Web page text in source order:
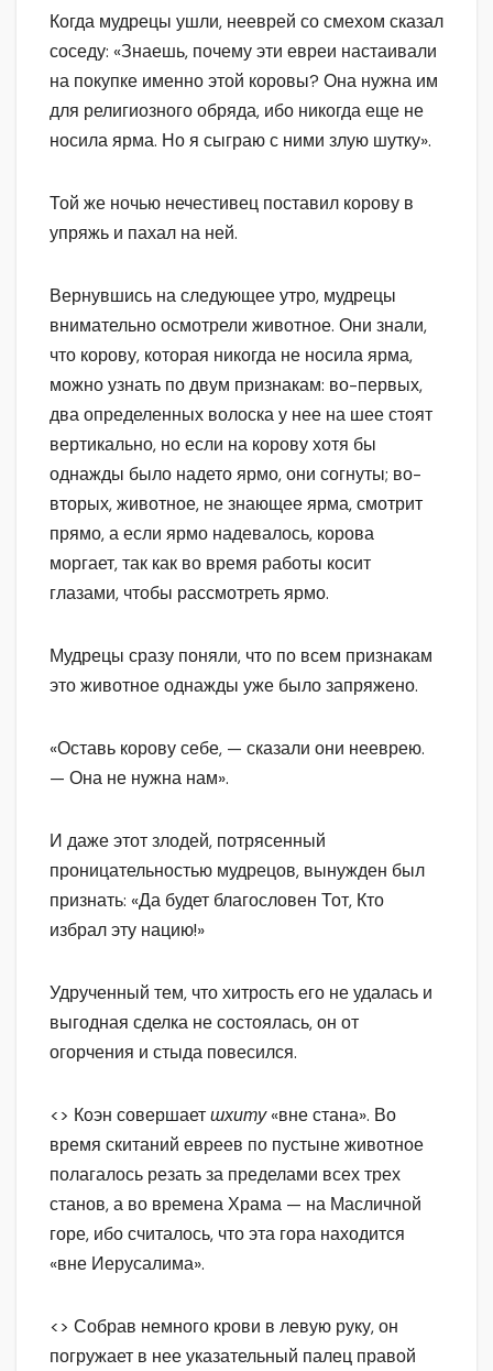
Когда мудрецы ушли, нееврей со смехом сказал
соседу: «Знаешь, почему эти евреи настаивали
на покупке именно этой коровы? Она нужна им
для религиозного обряда, ибо никогда еще не
носила ярма. Но я сыграю с ними злую шутку».
Той же ночью нечестивец поставил корову в
упряжь и пахал на ней.
Вернувшись на следующее утро, мудрецы
внимательно осмотрели животное. Они знали,
что корову, которая никогда не носила ярма,
можно узнать по двум признакам: во-первых,
два определенных волоска у нее на шее стоят
вертикально, но если на корову хотя бы
однажды было надето ярмо, они согнуты; во-
вторых, животное, не знающее ярма, смотрит
прямо, а если ярмо надевалось, корова
моргает, так как во время работы косит
глазами, чтобы рассмотреть ярмо.
Мудрецы сразу поняли, что по всем признакам
это животное однажды уже было запряжено.
«Оставь корову себе, — сказали они нееврею.
— Она не нужна нам».
И даже этот злодей, потрясенный
проницательностью мудрецов, вынужден был
признать: «Да будет благословен Тот, Кто
избрал эту нацию!»
Удрученный тем, что хитрость его не удалась и
выгодная сделка не состоялась, он от
огорчения и стыда повесился.
<> Коэн совершаетшхиту«вне стана». Во
время скитаний евреев по пустыне животное
полагалось резать за пределами всех трех
станов, а во времена Храма — на Масличной
горе, ибо считалось, что эта гора находится
«вне Иерусалима».
<> Собрав немного крови в левую руку, он
погружает в нее указательный палец правой